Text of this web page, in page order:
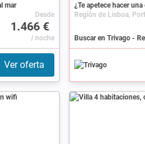
mar
Desde
1.466 €
/ noche
Ver oferta
¿Te apetece hacer una
Región de Lisboa,